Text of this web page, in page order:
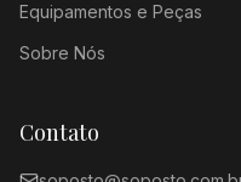
Equipamentos e Peças
Sobre Nós
Contato